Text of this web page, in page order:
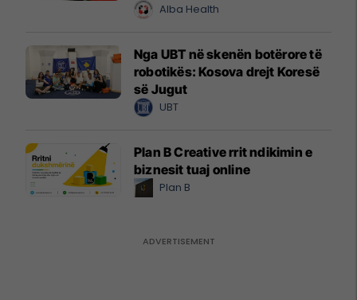
Alba Health
Nga UBT në skenën botërore të
robotikës: Kosova drejt Koresë
së Jugut
UBT
Plan B Creative rrit ndikimin e
biznesit tuaj online
Plan B